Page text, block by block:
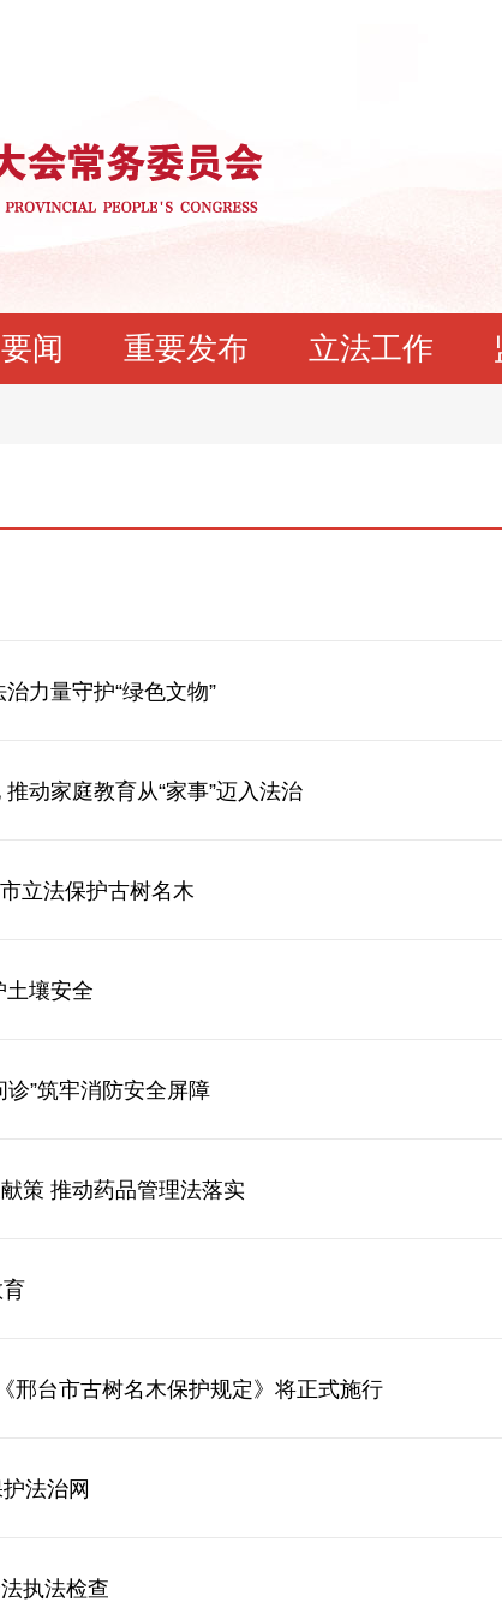
闻 重要发布 立法工作
力量守护“绿色文物”
动家庭教育从“家事”迈入法治
立法保护古树名木
土壤安全
”筑牢消防安全屏障
策 推动药品管理法落实
邢台市古树名木保护规定》将正式施行
法治网
执法检查